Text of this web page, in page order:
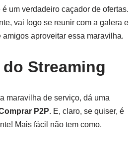
um verdadeiro caçador de ofertas.
vai logo se reunir com a galera e
aproveitar essa maravilha.
Streaming
maravilha de serviço, dá uma
P2P. E, claro, se quiser, é
Mais fácil não tem como.